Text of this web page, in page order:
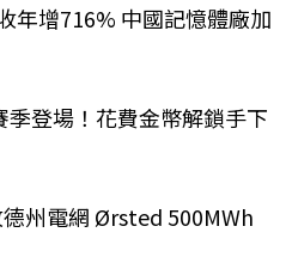
年增716% 中國記憶體廠加
季登場！花費金幣解鎖手下
州電網 Ørsted 500MWh